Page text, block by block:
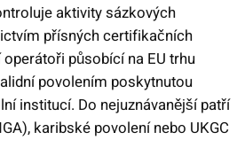
aktivity sázkových
přísných certifikačních
působící na EU trhu
povolením poskytnutou
institucí. Do nejuznávanější patří
karibské povolení nebo UKGC